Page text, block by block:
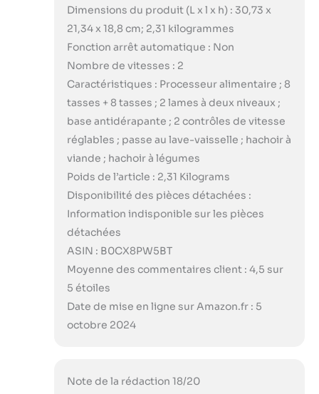
Dimensions du produit (L x l x h) : 30,73 x
21,34 x 18,8 cm; 2,31 kilogrammes
Fonction arrêt automatique : Non
Nombre de vitesses : 2
Caractéristiques : Processeur alimentaire ; 8
tasses + 8 tasses ; 2 lames à deux niveaux ;
base antidérapante ; 2 contrôles de vitesse
réglables ; passe au lave-vaisselle ; hachoir à
viande ; hachoir à légumes
Poids de l’article : 2,31 Kilograms
Disponibilité des pièces détachées :
Information indisponible sur les pièces
détachées
ASIN : B0CX8PW5BT
Moyenne des commentaires client : 4,5 sur
5 étoiles
Date de mise en ligne sur Amazon.fr : 5
octobre 2024
Note de la rédaction 18/20